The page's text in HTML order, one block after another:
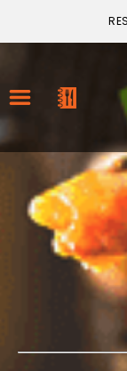
ACCUEIL
LA CARTE
VOTRE
NOTRE
VOS AVIS